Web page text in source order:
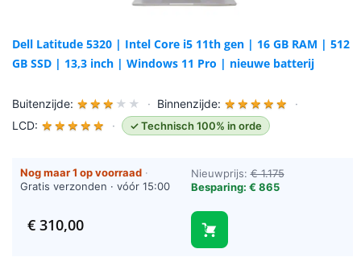
Dell Latitude 5320 | Intel Core i5 11th gen | 16 GB RAM | 512
GB SSD | 13,3 inch | Windows 11 Pro | nieuwe batterij
Buitenzijde: ★ ★ ★ ★ ★ · Binnenzijde: ★ ★ ★ ★ ★
·
LCD: ★ ★ ★ ★ ★ · ✓ Technisch 100% in orde
Nog maar 1 op voorraad ·
Gratis verzonden · vóór 15:00
Nieuwprijs:€ 1.175
Besparing: € 865
€310,00